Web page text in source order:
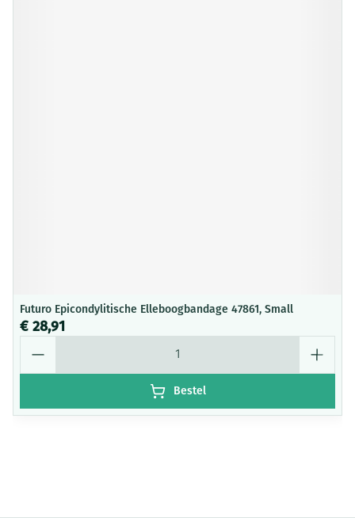
Futuro Epicondylitische Elleboogbandage 47861, Small
€ 28,91
Bestel